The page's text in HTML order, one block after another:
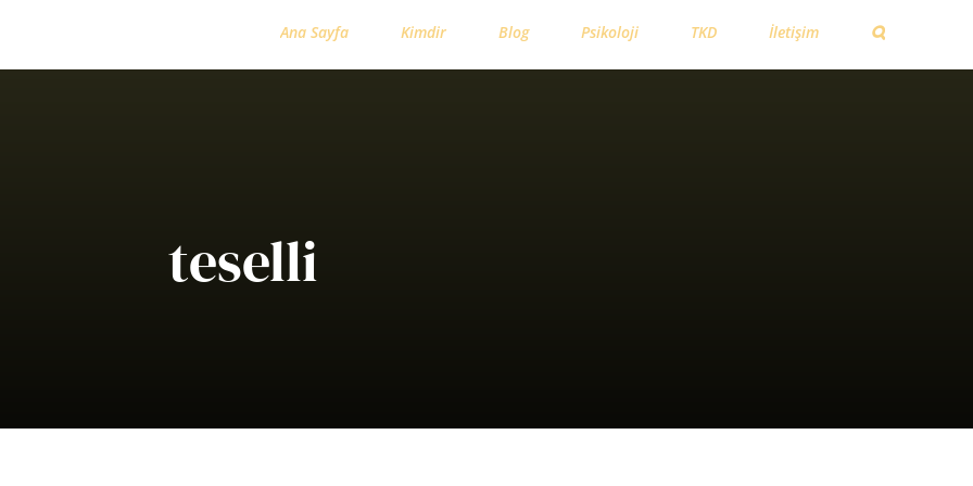
Ana Sayfa Kimdir Blog Psikoloji TKD İletişim
teselli